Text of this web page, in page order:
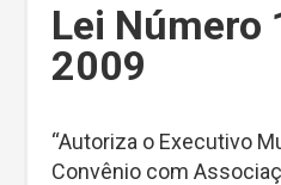
Lei Número
2009
“Autoriza o Executivo
Convênio com